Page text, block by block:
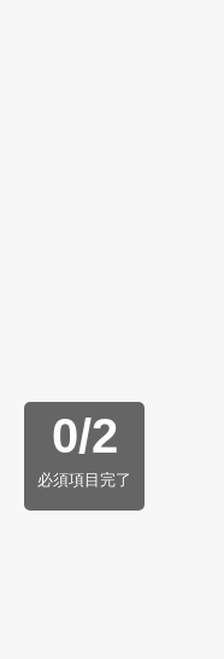
0/2
必須項目完了